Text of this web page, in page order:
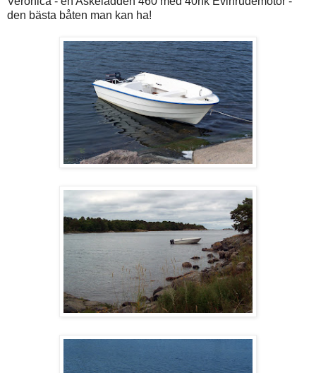
den bästa båten man kan ha!